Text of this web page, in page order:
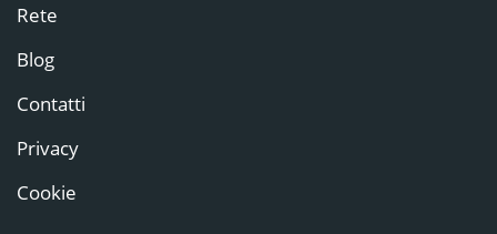
Rete
Blog
Contatti
Privacy
Cookie